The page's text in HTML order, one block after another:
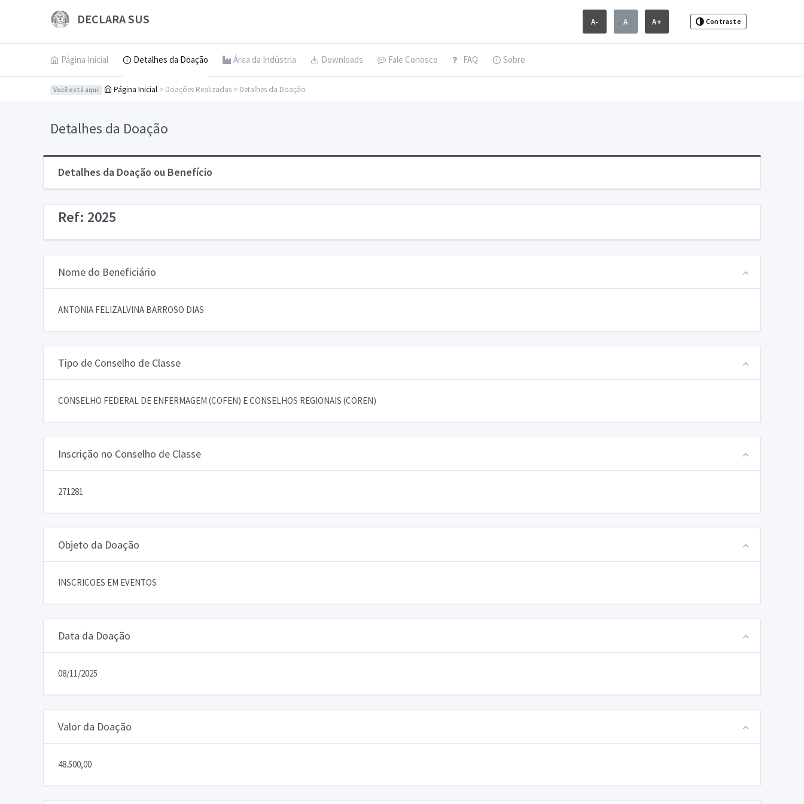
DECLARA SUS A- A A+ Contraste
Página Inicial Detalhes da Doação Área da Indústria Downloads Fale Conosco FAQ Sobre
Você está aqui: Página Inicial > Doações Realizadas > Detalhes da Doação
Detalhes da Doação
Detalhes da Doação ou Benefício
Ref: 2025
Nome do Beneficiário
ANTONIA FELIZALVINA BARROSO DIAS
Tipo de Conselho de Classe
CONSELHO FEDERAL DE ENFERMAGEM (COFEN) E CONSELHOS REGIONAIS (COREN)
Inscrição no Conselho de Classe
271281
Objeto da Doação
INSCRICOES EM EVENTOS
Data da Doação
08/11/2025
Valor da Doação
48.500,00